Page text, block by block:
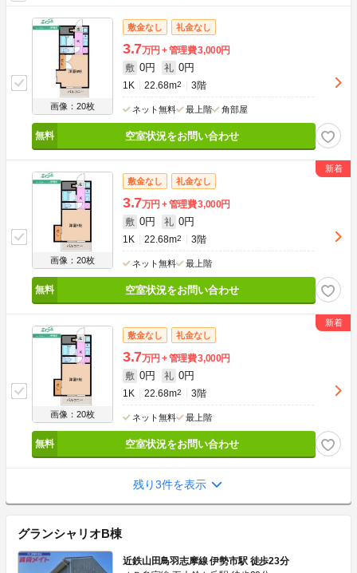
画像：20枚
敷金なし 礼金なし
3.7万円 管理費3,000円
敷 0円 礼 0円
1K 22.68m2 3階
ネット無料 最上階 角部屋
空室状況をお問い合わせ
画像：20枚
敷金なし 礼金なし
3.7万円 管理費3,000円
敷 0円 礼 0円
1K 22.68m2 3階
ネット無料 最上階
空室状況をお問い合わせ
画像：20枚
敷金なし 礼金なし
3.7万円 管理費3,000円
敷 0円 礼 0円
1K 22.68m2 3階
ネット無料 最上階
空室状況をお問い合わせ
残り3件を表示
グランシャリオB棟
近鉄山田鳥羽志摩線 伊勢市駅 徒歩23分